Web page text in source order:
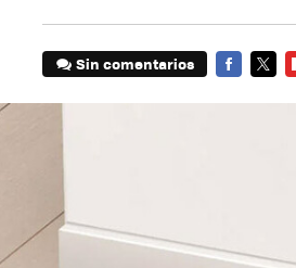
Sin comentarios